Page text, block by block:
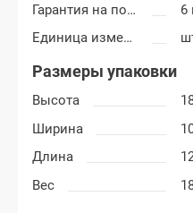
Гарантия на покраску
6
Единица измерения
Размеры упаковки
Высота
Ширина
Длина
Вес